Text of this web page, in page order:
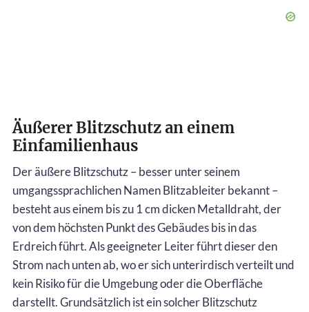
Äußerer Blitzschutz an einem
Einfamilienhaus
Der äußere Blitzschutz – besser unter seinem
umgangssprachlichen Namen Blitzableiter bekannt –
besteht aus einem bis zu 1 cm dicken Metalldraht, der
von dem höchsten Punkt des Gebäudes bis in das
Erdreich führt. Als geeigneter Leiter führt dieser den
Strom nach unten ab, wo er sich unterirdisch verteilt und
kein Risiko für die Umgebung oder die Oberfläche
darstellt. Grundsätzlich ist ein solcher Blitzschutz